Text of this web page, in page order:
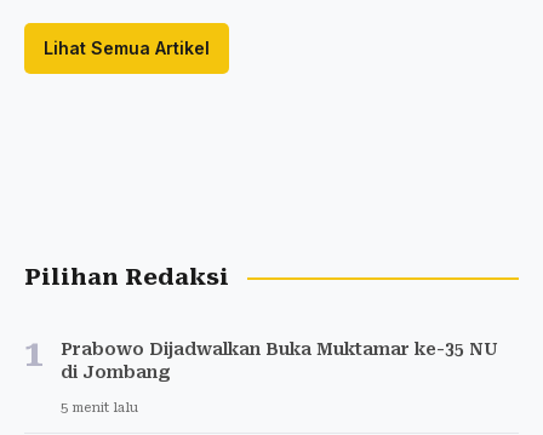
Lihat Semua Artikel
Pilihan Redaksi
1
Prabowo Dijadwalkan Buka Muktamar ke-35 NU
di Jombang
5 menit lalu